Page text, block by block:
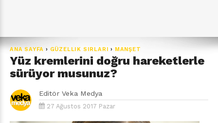
ANA SAYFA › GÜZELLIK SIRLARI › MANŞET
Yüz kremlerini doğru hareketlerle
sürüyor musunuz?
Editör Veka Medya
27 Ağustos 2017 Pazar